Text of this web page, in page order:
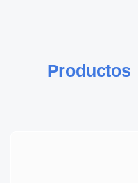
Productos